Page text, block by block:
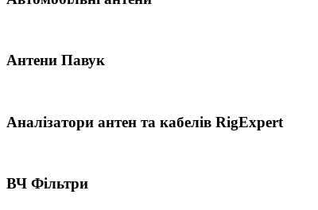
Антени Павук
Аналізатори антен та кабелів RigExpert
ВЧ Фільтри